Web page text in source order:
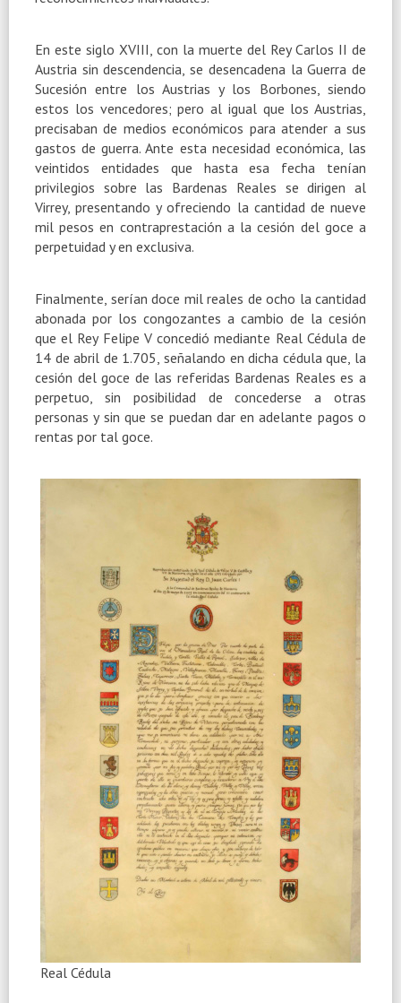
En este siglo XVIII, con la muerte del Rey Carlos II de
Austria sin descendencia, se desencadena la Guerra de
Sucesión entre los Austrias y los Borbones, siendo
estos los vencedores; pero al igual que los Austrias,
precisaban de medios económicos para atender a sus
gastos de guerra. Ante esta necesidad económica, las
veintidos entidades que hasta esa fecha tenían
privilegios sobre las Bardenas Reales se dirigen al
Virrey, presentando y ofreciendo la cantidad de nueve
mil pesos en contraprestación a la cesión del goce a
perpetuidad y en exclusiva.
Finalmente, serían doce mil reales de ocho la cantidad
abonada por los congozantes a cambio de la cesión
que el Rey Felipe V concedió mediante Real Cédula de
14 de abril de 1.705, señalando en dicha cédula que, la
cesión del goce de las referidas Bardenas Reales es a
perpetuo, sin posibilidad de concederse a otras
personas y sin que se puedan dar en adelante pagos o
rentas por tal goce.
Real Cédula